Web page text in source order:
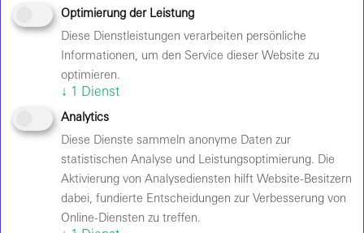
Amtsgericht Charlottenburg HRB Nr. 63753
USt-IdNr.: DE 189142268
Anschrift
Velomax Berlin Hallenbetriebs GmbH
Max-Schmeling-Halle
Falkplatz 1
10437 Berlin
Geschäftsführung
Sybil Franke, Sebastian Rüß
Optimierung der Leistung
Diese Dienstleistungen verarbeiten persönliche
Informationen, um den Service dieser Website zu
optimieren.
↓ 1 Dienst
Analytics
Diese Dienste sammeln anonyme Daten zur
statistischen Analyse und Leistungsoptimierung. Die
Aktivierung von Analysediensten hilft Website-Besitzern
dabei, fundierte Entscheidungen zur Verbesserung von
Online-Diensten zu treffen.